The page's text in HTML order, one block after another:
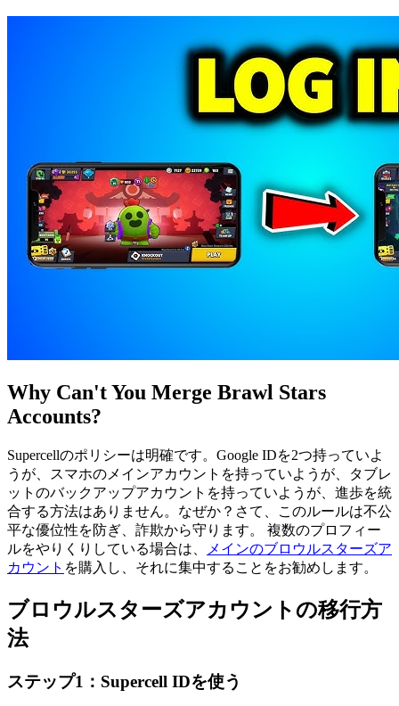
Why Can't You Merge Brawl Stars
Accounts?
Supercellのポリシーは明確です。Google IDを2つ持っていよ
うが、スマホのメインアカウントを持っていようが、タブレ
ットのバックアップアカウントを持っていようが、進歩を統
合する方法はありません。なぜか？さて、このルールは不公
平な優位性を防ぎ、詐欺から守ります。 複数のプロフィー
ルをやりくりしている場合は、
メインのブロウルスターズア
カウント を購入し、それに集中することをお勧めします。
ブロウルスターズアカウントの移行方
法
ステップ1：Supercell IDを使う